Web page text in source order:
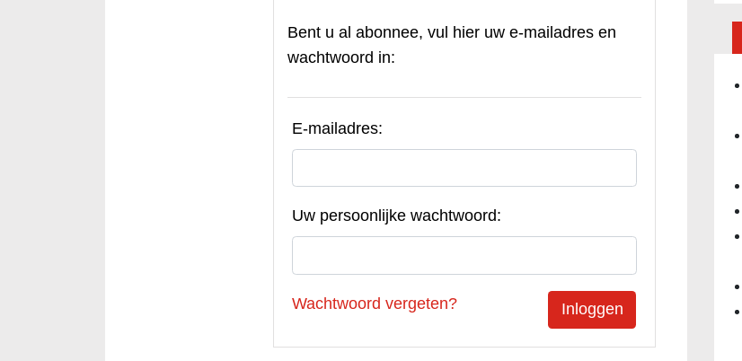
Bent u al abonnee, vul hier uw e-mailadres en
wachtwoord in:
E-mailadres:
Uw persoonlijke wachtwoord:
Wachtwoord vergeten?